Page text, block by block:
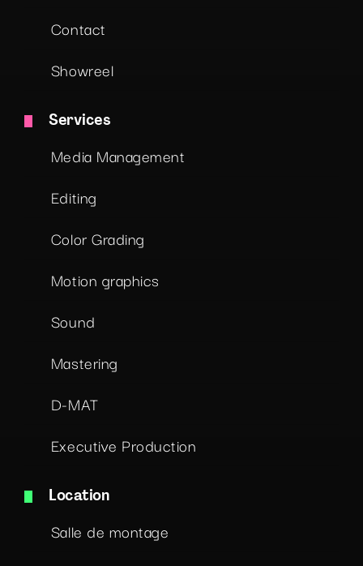
Contact
Showreel
Services
Media Management
Editing
Color Grading
Motion graphics
Sound
Mastering
D-MAT
Executive Production
Location
Salle de montage